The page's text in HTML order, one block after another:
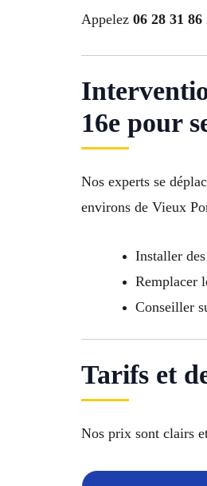
Appelez 06 28 31 86
16e pour
Nos experts se
environs de Vieux
Installer
Remplacer
Conseiller
Tarifs et
Nos prix sont clairs